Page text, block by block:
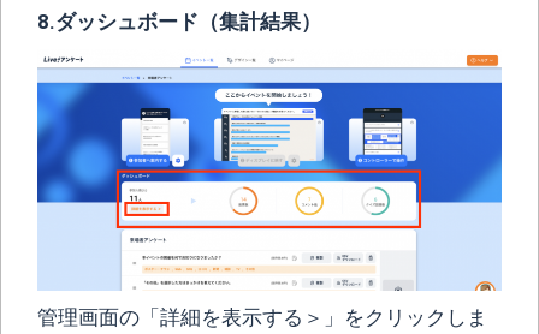
8.ダッシュボード（集計結果）
管理画面の「詳細を表示する＞」をクリックしま